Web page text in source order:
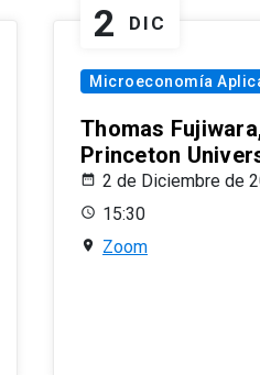
2 DIC
Microeconomía
Thomas
Princeton
2 de Diciembre de
15:30
Zoom